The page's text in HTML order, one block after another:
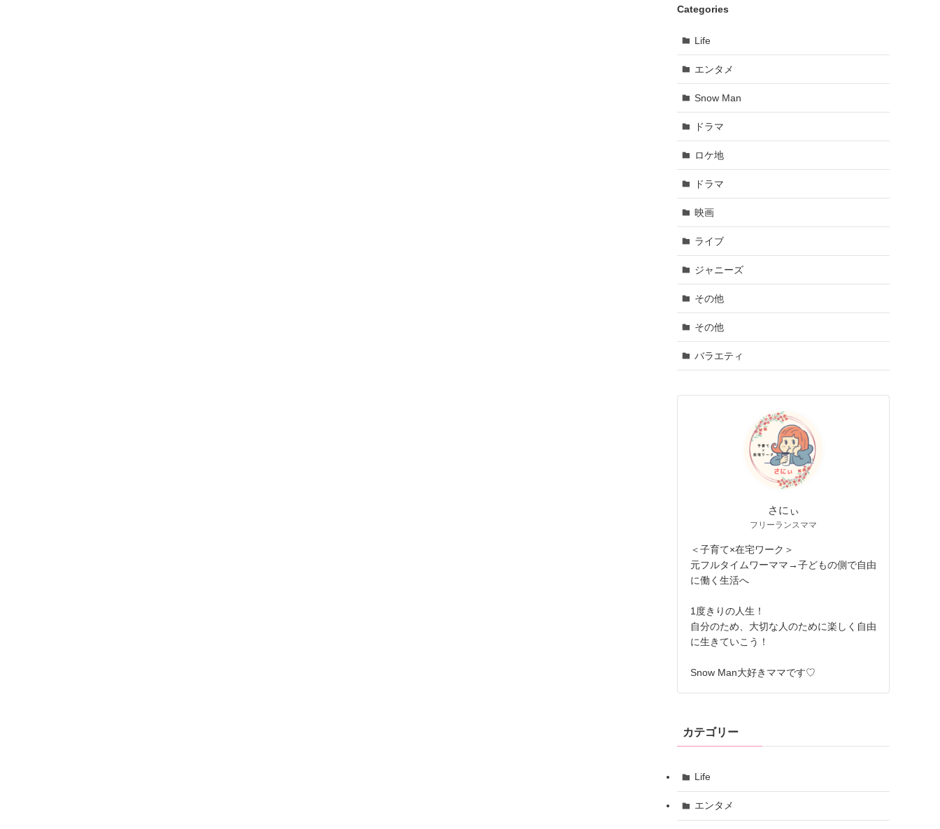
Categories
Life
エンタメ
Snow Man
ドラマ
ロケ地
ドラマ
映画
ライブ
ジャニーズ
その他
その他
バラエティ
さにぃ
フリーランスママ
＜子育て×在宅ワーク＞
元フルタイムワーママ→子どもの側で自由
に働く生活へ
1度きりの人生！
自分のため、大切な人のために楽しく自由
に生きていこう！
Snow Man大好きママです♡
カテゴリー
Life
エンタメ